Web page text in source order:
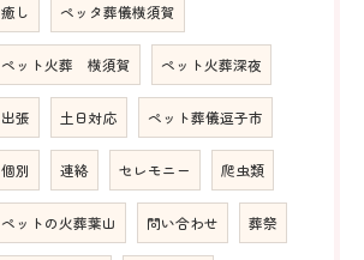
癒し ペッタ葬儀横須賀
ペット火葬 横須賀 ペット火葬深夜
出張 土日対応 ペット葬儀逗子市
個別 連絡 セレモニー 爬虫類
ペットの火葬葉山 問い合わせ 葬祭